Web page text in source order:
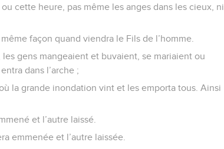
cette heure, pas même les anges dans les cieux, ni
façon quand viendra le Fils de l’homme.
gens mangeaient et buvaient, se mariaient ou
dans l’arche ;
la grande inondation vint et les emporta tous. Ainsi
et l’autre laissé.
emmenée et l’autre laissée.